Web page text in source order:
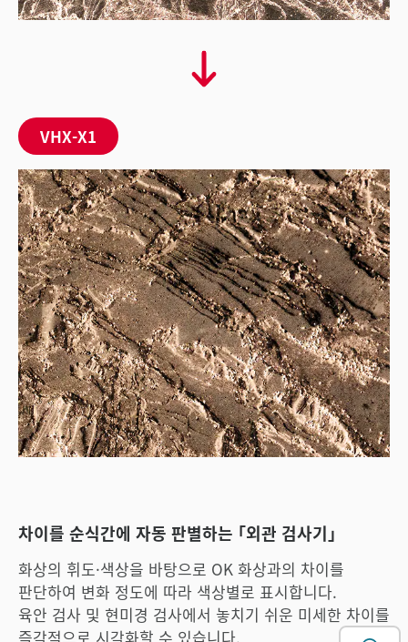
VHX-X1
차이를 순식간에 자동 판별하는 ｢외관 검사기｣
화상의 휘도·색상을 바탕으로 OK 화상과의 차이를
판단하여 변화 정도에 따라 색상별로 표시합니다.
육안 검사 및 현미경 검사에서 놓치기 쉬운 미세한 차이를
즉각적으로 시각화할 수 있습니다.